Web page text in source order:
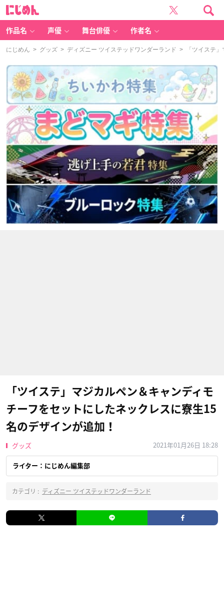
作品名 声優 舞台俳優 作者名
にじめん > グッズ > ディズニー ツイステッドワンダーランド > 「ツイステ」
「ツイステ」マジカルペン＆キャンディモ
チーフをセットにしたネックレスに寮生15
名のデザインが追加！
グッズ 2021年01月26日 18:28
ライター：にじめん編集部
カテゴリ : ディズニー ツイステッドワンダーランド